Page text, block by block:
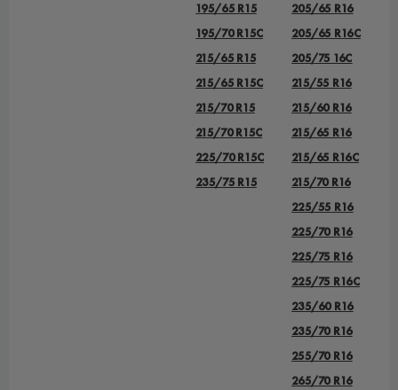
195/65 R15
195/70 R15C
215/65 R15
215/65 R15C
215/70 R15
215/70 R15C
225/70 R15C
235/75 R15
205/65 R16
205/65 R16C
205/75 16C
215/55 R16
215/60 R16
215/65 R16
215/65 R16C
215/70 R16
225/55 R16
225/70 R16
225/75 R16
225/75 R16С
235/60 R16
235/70 R16
255/70 R16
265/70 R16